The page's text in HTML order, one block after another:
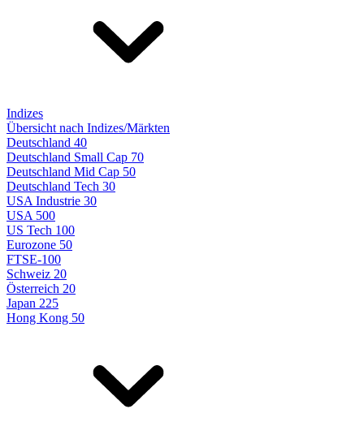
Indizes
Übersicht nach Indizes/Märkten
Deutschland 40
Deutschland Small Cap 70
Deutschland Mid Cap 50
Deutschland Tech 30
USA Industrie 30
USA 500
US Tech 100
Eurozone 50
FTSE-100
Schweiz 20
Österreich 20
Japan 225
Hong Kong 50